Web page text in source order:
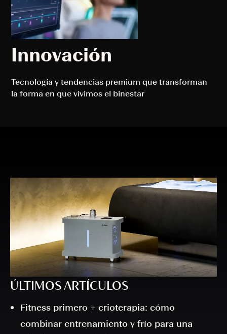
Innovación
Tecnología y tendencias premium que transforman
la forma en que vivimos el binestar
ÚLTIMOS ARTÍCULOS
Fitness primero + crioterapia: cómo
combinar entrenamiento y frío para una